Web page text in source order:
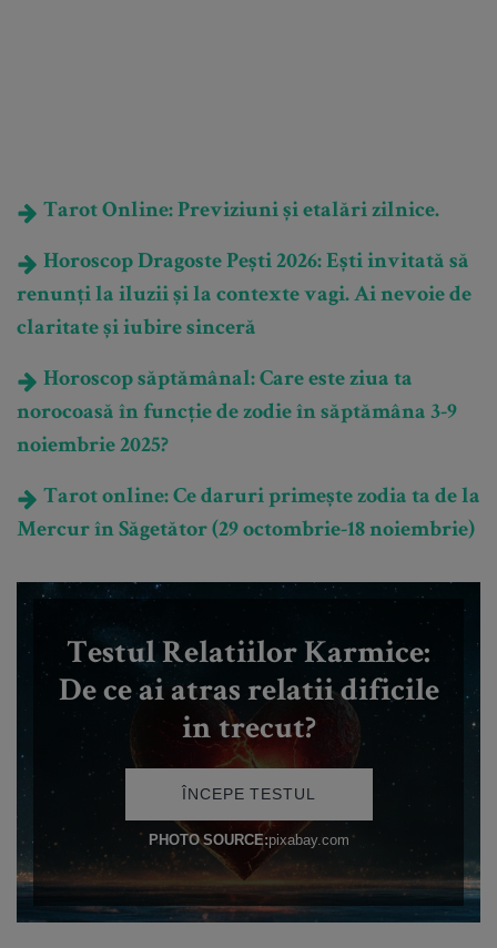
Tarot Online: Previziuni și etalări zilnice.
Horoscop Dragoste Pești 2026: Ești invitată să
renunți la iluzii și la contexte vagi. Ai nevoie de
claritate și iubire sinceră
Horoscop săptămânal: Care este ziua ta
norocoasă în funcție de zodie în săptămâna 3-9
noiembrie 2025?
Tarot online: Ce daruri primește zodia ta de la
Mercur în Săgetător (29 octombrie-18 noiembrie)